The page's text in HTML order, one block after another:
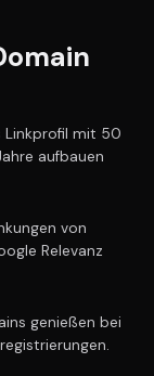
Linkprofil mit 50
aufbauen
von
Relevanz
genießen bei